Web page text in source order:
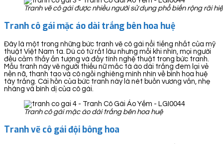
Tranh vẽ cô gái được nhiều người sử dụng phổ biến rộng rãi
Tranh cô gái mặc áo dài trắng bên hoa huệ
Đây là một trong những bức tranh vẽ cô gái nổi tiếng nhất của mỹ
thuật Việt Nam ta. Dù có từ rất lâu nhưng mỗi khi nhìn, mọi người
đều cảm thấy ấn tượng và đầy tính nghệ thuật trong bức tranh.
Mẫu tranh này vẽ người thiếu nữ mắc tà áo dài trắng đem lại vẻ
nền nã, thanh tao và cô ngồi nghiêng mình nhìn về bình hoa huệ
tây trắng. Cái hồn của bức tranh này là nét buồn vương vấn, nhẹ
nhàng và bình dị của cô gái.
Tranh cô gái mặc áo dài trắng bên hoa huệ
Tranh vẽ cô gái đội bông hoa